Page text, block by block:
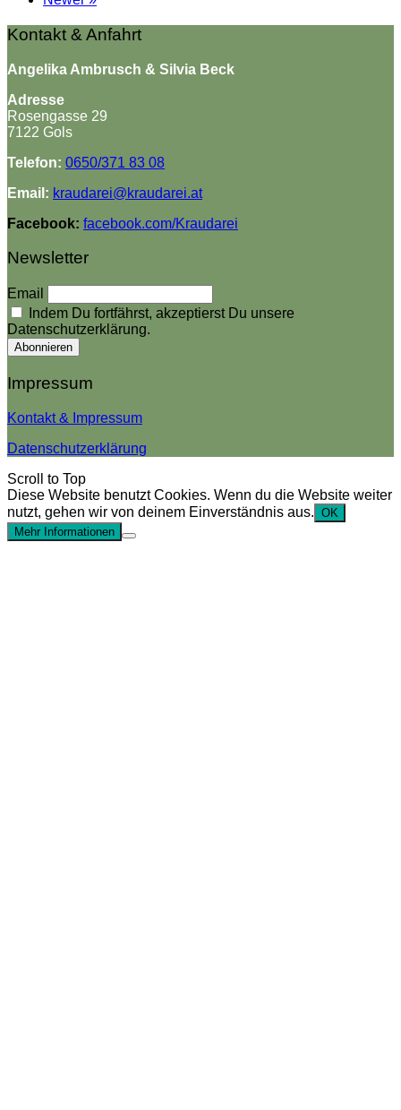
Kontakt & Anfahrt
Angelika Ambrusch & Silvia Beck
Adresse
Rosengasse 29
7122 Gols
Telefon: 0650/371 83 08
Email: kraudarei@kraudarei.at
Facebook: facebook.com/Kraudarei
Newsletter
Email
Indem Du fortfährst, akzeptierst Du unsere
Datenschutzerklärung.
Impressum
Kontakt & Impressum
Datenschutzerklärung
Scroll to Top
Diese Website benutzt Cookies. Wenn du die Website weiter
nutzt, gehen wir von deinem Einverständnis aus. OK
Mehr Informationen